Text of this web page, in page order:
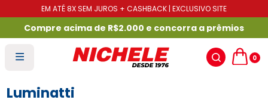
EM ATÉ 8X SEM JUROS + CASHBACK | EXCLUSIVO SITE
Compre acima de R$2.000 e concorra a prêmios
0
Luminatti